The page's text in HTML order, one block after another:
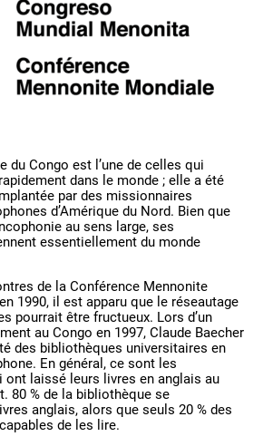
du Congo est l’une de celles qui
dans le monde ; elle a été
par des missionnaires
d’Amérique du Nord. Bien que
au sens large, ses
essentiellement du monde
de la Conférence Mennonite
1990, il est apparu que le réseautage
pourrait être fructueux. Lors d’un
au Congo en 1997, Claude Baecher
des bibliothèques universitaires en
En général, ce sont les
ont laissé leurs livres en anglais au
80 % de la bibliothèque se
anglais, alors que seuls 20 % des
de les lire.